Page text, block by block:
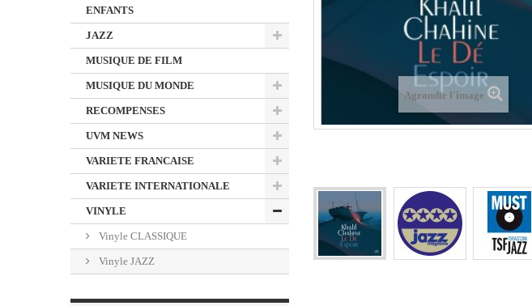
ENFANTS
JAZZ
MUSIQUE DE FILM
MUSIQUE DU MONDE
RECOMPENSES
UVM NEWS
VARIETE FRANCAISE
VARIETE INTERNATIONALE
VINYLE
Vinyle CLASSIQUE
Vinyle JAZZ
Agrandir l'image